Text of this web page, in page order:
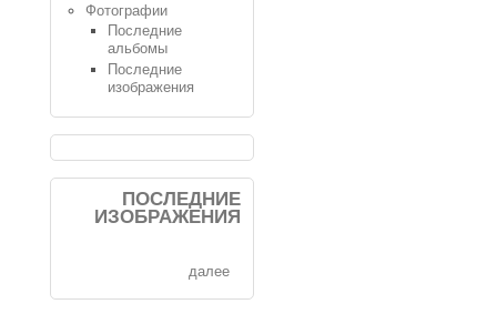
Фотографии
Последние
альбомы
Последние
изображения
ПОСЛЕДНИЕ
ИЗОБРАЖЕНИЯ
далее